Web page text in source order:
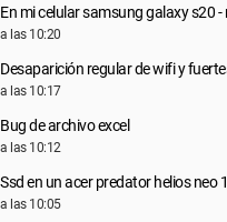
En mi celular samsung galaxy s20 -
a las 10:20
Desaparición regular de wifi y
a las 10:17
Bug de archivo excel
a las 10:12
Ssd en un acer predator helios neo
a las 10:05